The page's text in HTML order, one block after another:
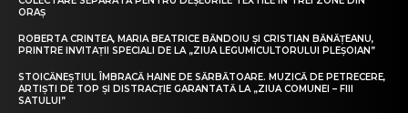
ORAȘ
ROBERTA CRINTEA, MARIA BEATRICE BĂNDOIU ȘI CRISTIAN BĂNĂȚEANU,
PRINTRE INVITAȚII SPECIALI DE LA „ZIUA LEGUMICULTORULUI PLEȘOIAN”
STOICĂNEȘTIUL ÎMBRACĂ HAINE DE SĂRBĂTOARE. MUZICĂ DE PETRECERE,
ARTIȘTI DE TOP ȘI DISTRACȚIE GARANTATĂ LA „ZIUA COMUNEI – FIII
SATULUI”